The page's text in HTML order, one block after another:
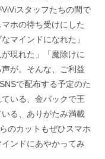
スタッフたちの間で
ホの待ち受けにした
マインドになれた」
現れた」「魔除けに
が。そんな、ご利益
で配布する予定のた
いる、金バックで王
る、ありがたみ満載
のカットもぜひスマホ
ンドにあやかってみ